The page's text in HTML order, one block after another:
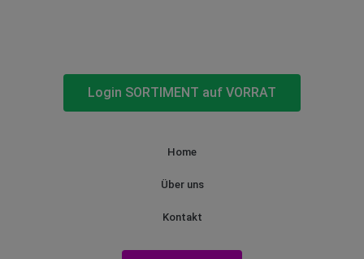
Login SORTIMENT auf VORRAT
Home
Über uns
Kontakt